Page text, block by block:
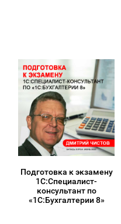
Подготовка к экзамену
1С:Специалист-
консультант по
«1С:Бухгалтерии 8»